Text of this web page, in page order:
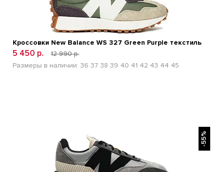
Кроссовки New Balance WS 327 Green Purple текстиль
5 450 р.
12 990 р.
Размеры в наличии: 36 37 38 39 40 41 42 43 44 45
-55%